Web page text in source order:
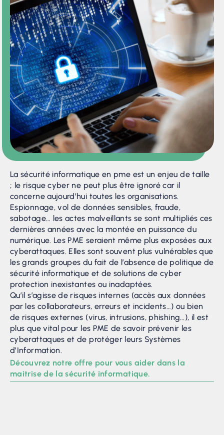
La sécurité informatique en pme est un enjeu de taille
; le risque cyber ne peut plus être ignoré car il
concerne aujourd’hui toutes les organisations.
Espionnage, vol de données sensibles, fraude,
sabotage… les actes malveillants se sont multipliés ces
dernières années avec la montée en puissance du
numérique. Les PME seraient même plus exposées aux
cyberattaques. Elles sont souvent plus vulnérables que
les grands groupes du fait de l’absence de politique de
sécurité informatique et de solutions de cyber
protection inexistantes ou inadaptées.
Qu’il s’agisse de risques internes (accès aux données
par les collaborateurs, erreurs et incidents…) ou bien
de risques externes (virus, intrusions, phishing…), il est
plus que vital pour les PME de savoir prévenir les
cyberattaques et de protéger leurs Systèmes
d’Information.
Découvrez notre offre pour vous aider dans la
maitrise de la sécurité informatique.